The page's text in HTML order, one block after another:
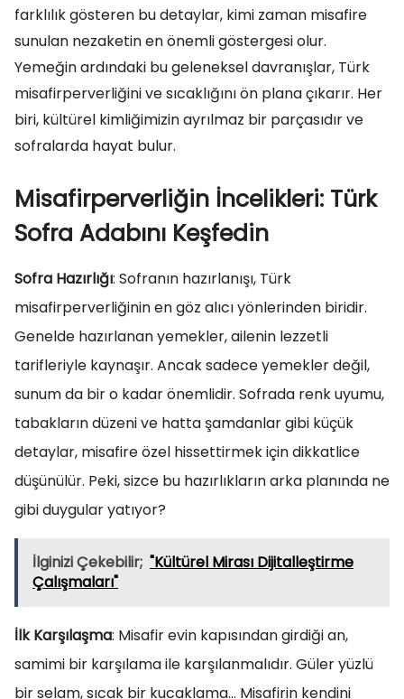
farklılık gösteren bu detaylar, kimi zaman misafire
sunulan nezaketin en önemli göstergesi olur.
Yemeğin ardındaki bu geleneksel davranışlar, Türk
misafirperverliğini ve sıcaklığını ön plana çıkarır. Her
biri, kültürel kimliğimizin ayrılmaz bir parçasıdır ve
sofralarda hayat bulur.
Misafirperverliğin İncelikleri: Türk
Sofra Adabını Keşfedin
Sofra Hazırlığı: Sofranın hazırlanışı, Türk
misafirperverliğinin en göz alıcı yönlerinden biridir.
Genelde hazırlanan yemekler, ailenin lezzetli
tarifleriyle kaynaşır. Ancak sadece yemekler değil,
sunum da bir o kadar önemlidir. Sofrada renk uyumu,
tabakların düzeni ve hatta şamdanlar gibi küçük
detaylar, misafire özel hissettirmek için dikkatlice
düşünülür. Peki, sizce bu hazırlıkların arka planında ne
gibi duygular yatıyor?
İlginizi Çekebilir; "Kültürel Mirası Dijitalleştirme
Çalışmaları"
İlk Karşılaşma: Misafir evin kapısından girdiği an,
samimi bir karşılama ile karşılanmalıdır. Güler yüzlü
bir selam, sıcak bir kucaklama… Misafirin kendini